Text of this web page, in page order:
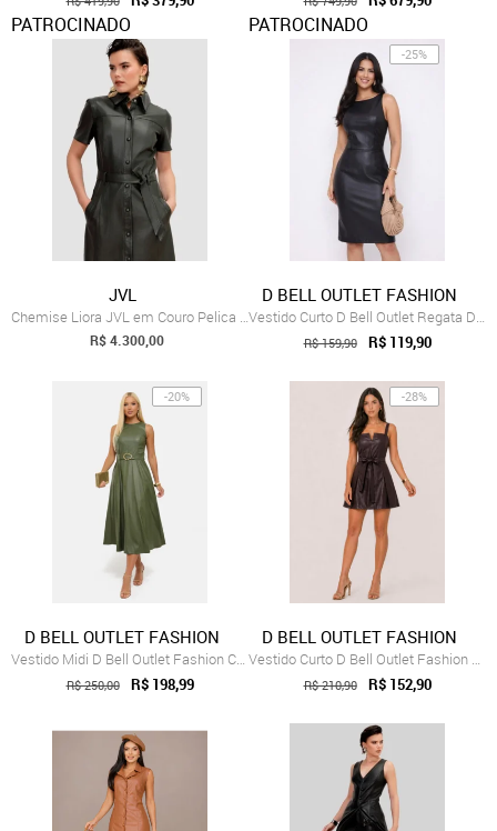
PATROCINADO PATROCINADO
JVL
Chemise Liora JVL em Couro Pelica Verde
R$ 4.300,00
-25%
D BELL OUTLET FASHION
Vestido Curto D Bell Outlet Regata De Couro Preto
R$ 159,90 R$ 119,90
-20%
D BELL OUTLET FASHION
Vestido Midi D Bell Outlet Fashion Couro Verde
R$ 250,00 R$ 198,99
-28%
D BELL OUTLET FASHION
Vestido Curto D Bell Outlet Fashion Laç...
R$ 210,90 R$ 152,90